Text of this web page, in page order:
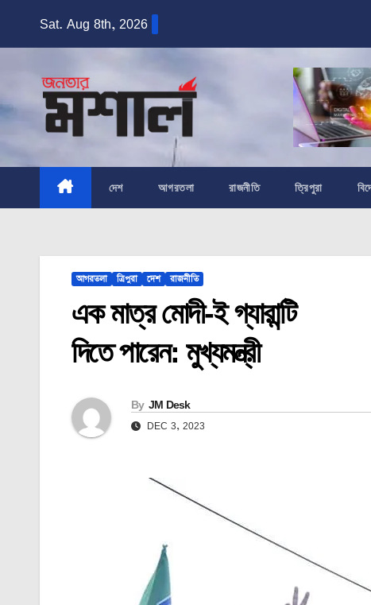
Sat. Aug 8th, 2026
দেশ আগরতলা রাজনীতি ত্রিপুরা
আগরতলা ত্রিপুরা দেশ রাজনীতি
এক মাত্র মোদী-ই গ্যারান্টি
দিতে পারেন: মুখ্যমন্ত্রী
By JM Desk
DEC 3, 2023